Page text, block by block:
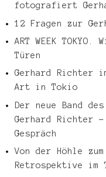
fotografiert
12 Fragen zur
ART WEEK
Türen
Gerhard Richter
Art in Tokio
Der neue Band
Gerhard Richter
Gespräch
Von der Höhle
Retrospektive im